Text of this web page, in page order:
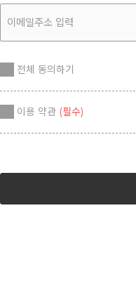
전체 동의하기
이용 약관 (필수)